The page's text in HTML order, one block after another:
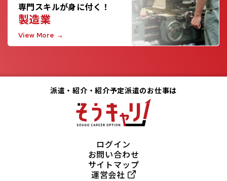
専門スキルが身に付く！
製造業
View More
派遣・紹介・紹介予定派遣のお仕事は
ログイン
お問い合わせ
サイトマップ
運営会社